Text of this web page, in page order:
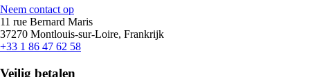
Neem contact op
11 rue Bernard Maris
37270 Montlouis-sur-Loire, Frankrijk
+33 1 86 47 62 58
Veilig betalen